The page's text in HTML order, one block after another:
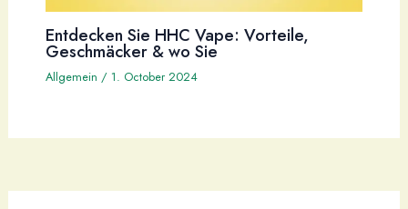
Entdecken Sie HHC Vape: Vorteile,
Geschmäcker & wo Sie
Allgemein / 1. October 2024